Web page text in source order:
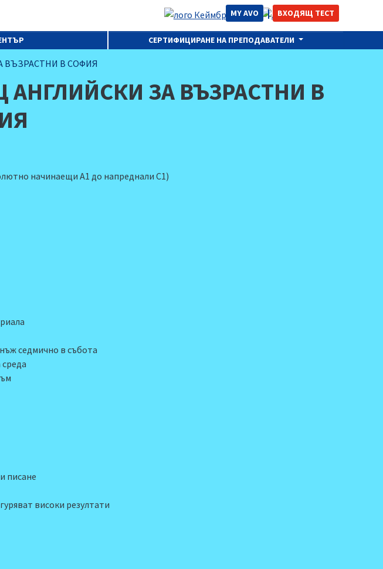
MY AVO ВХОДЯЩ ТЕСТ
СЕРТИФИЦИРАНЕ НА ПРЕПОДАВАТЕЛИ
ВЪЗРАСТНИ В СОФИЯ
ЗА ВЪЗРАСТНИ В
начинаещи А1 до напреднали С1)
седмично в събота
среда
писане
високи резултати